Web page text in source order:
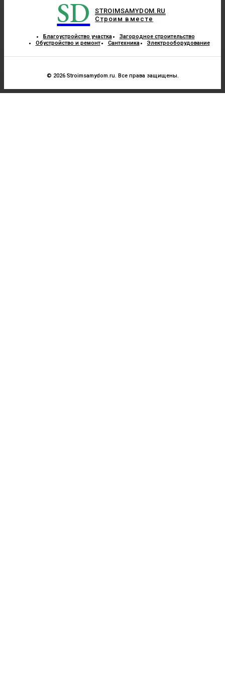
SD
STROIMSAMYDOM.RU
Строим вместе
Благоустройство участка
Загородное строительство
Обустройство и ремонт
Сантехника Электрооборудование
© 2026 Stroimsamydom.ru. Все права защищены.